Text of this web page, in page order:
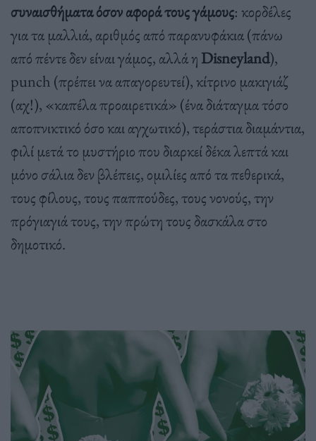
συναισθήματα όσον αφορά τους γάμους: κορδέλες
για τα μαλλιά, αριθμός από παρανυφάκια (πάνω
από πέντε δεν είναι γάμος, αλλά η Disneyland),
punch (πρέπει να απαγορευτεί), κίτρινο μακιγιάζ
(αχ!), «καπέλα προαιρετικά» (ένα διάταγμα τόσο
αποπνικτικό όσο και αγχωτικό), τεράστια διαμάντια,
φιλί μετά το μυστήριο που διαρκεί δέκα λεπτά και
μόνο σάλια δεν βλέπεις, ομιλίες από τα πεθερικά,
τους φίλους, τους παππούδες, τους νονούς, την
πρόγιαγιά τους, την πρώτη τους δασκάλα στο
δημοτικό.